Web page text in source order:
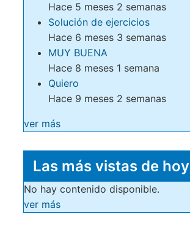
Hace 5 meses 2 semanas
Solución de ejercicios
Hace 6 meses 3 semanas
MUY BUENA
Hace 8 meses 1 semana
Quiero
Hace 9 meses 2 semanas
ver más
Las más vistas de hoy
No hay contenido disponible.
ver más